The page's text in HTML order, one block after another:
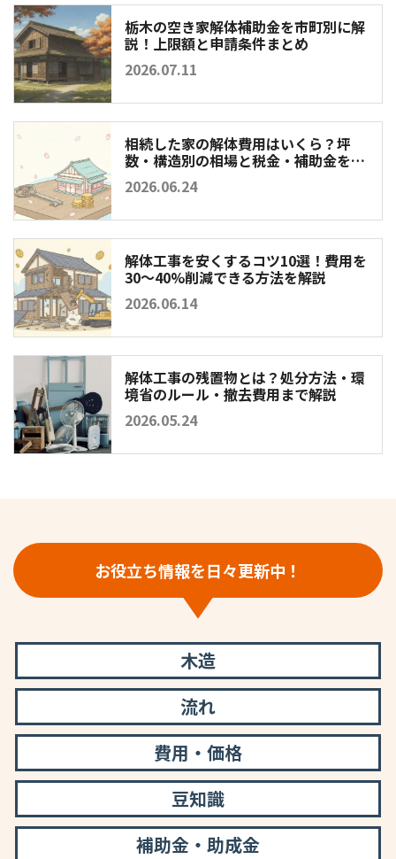
栃木の空き家解体補助金を市町別に解
説！上限額と申請条件まとめ
2026.07.11
相続した家の解体費用はいくら？坪
数・構造別の相場と税金・補助金を徹
底解説
2026.06.24
解体工事を安くするコツ10選！費用を
30〜40%削減できる方法を解説
2026.06.14
解体工事の残置物とは？処分方法・環
境省のルール・撤去費用まで解説
2026.05.24
お役立ち情報を日々更新中！
木造
流れ
費用・価格
豆知識
補助金・助成金